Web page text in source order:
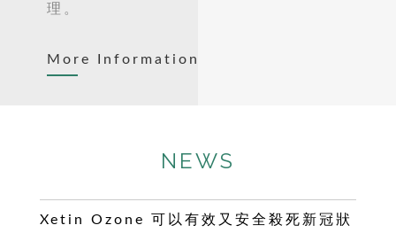
理。
More Information
NEWS
Xetin Ozone 可以有效又安全殺死新冠狀